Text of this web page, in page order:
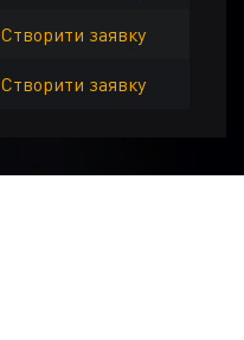
Створити заявку
Створити заявку